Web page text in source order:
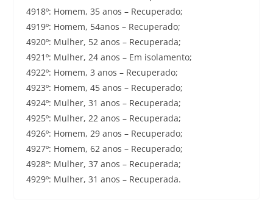
4918º: Homem, 35 anos – Recuperado;
4919º: Homem, 54anos – Recuperado;
4920º: Mulher, 52 anos – Recuperada;
4921º: Mulher, 24 anos – Em isolamento;
4922º: Homem, 3 anos – Recuperado;
4923º: Homem, 45 anos – Recuperado;
4924º: Mulher, 31 anos – Recuperada;
4925º: Mulher, 22 anos – Recuperada;
4926º: Homem, 29 anos – Recuperado;
4927º: Homem, 62 anos – Recuperado;
4928º: Mulher, 37 anos – Recuperada;
4929º: Mulher, 31 anos – Recuperada.